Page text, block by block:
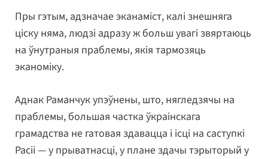
Пры гэтым, адзначае эканаміст, калі знешняга
ціску няма, людзі адразу ж больш увагі звяртаюць
на ўнутраныя праблемы, якія тармозяць
эканоміку.
Аднак Раманчук упэўнены, што, нягледзячы на
праблемы, большая частка ўкраінскага
грамадства не гатовая здавацца і ісці на саступкі
Расіі — у прыватнасці, у плане здачы тэрыторый у